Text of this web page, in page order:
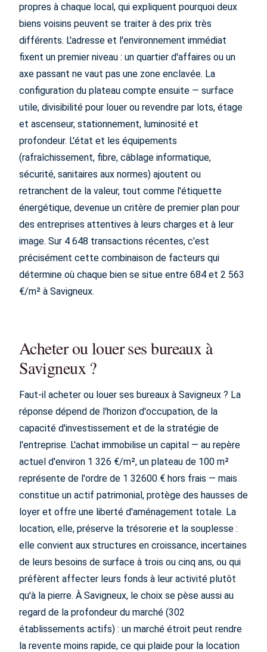
propres à chaque local, qui expliquent pourquoi deux
biens voisins peuvent se traiter à des prix très
différents. L'adresse et l'environnement immédiat
fixent un premier niveau : un quartier d'affaires ou un
axe passant ne vaut pas une zone enclavée. La
configuration du plateau compte ensuite — surface
utile, divisibilité pour louer ou revendre par lots, étage
et ascenseur, stationnement, luminosité et
profondeur. L'état et les équipements
(rafraîchissement, fibre, câblage informatique,
sécurité, sanitaires aux normes) ajoutent ou
retranchent de la valeur, tout comme l'étiquette
énergétique, devenue un critère de premier plan pour
des entreprises attentives à leurs charges et à leur
image. Sur 4 648 transactions récentes, c'est
précisément cette combinaison de facteurs qui
détermine où chaque bien se situe entre 684 et 2 563
€/m² à Savigneux.
Acheter ou louer ses bureaux à
Savigneux ?
Faut-il acheter ou louer ses bureaux à Savigneux ? La
réponse dépend de l'horizon d'occupation, de la
capacité d'investissement et de la stratégie de
l'entreprise. L'achat immobilise un capital — au repère
actuel d'environ 1 326 €/m², un plateau de 100 m²
représente de l'ordre de 1 32600 € hors frais — mais
constitue un actif patrimonial, protège des hausses de
loyer et offre une liberté d'aménagement totale. La
location, elle, préserve la trésorerie et la souplesse :
elle convient aux structures en croissance, incertaines
de leurs besoins de surface à trois ou cinq ans, ou qui
préfèrent affecter leurs fonds à leur activité plutôt
qu'à la pierre. À Savigneux, le choix se pèse aussi au
regard de la profondeur du marché (302
établissements actifs) : un marché étroit peut rendre
la revente moins rapide, ce qui plaide pour la location